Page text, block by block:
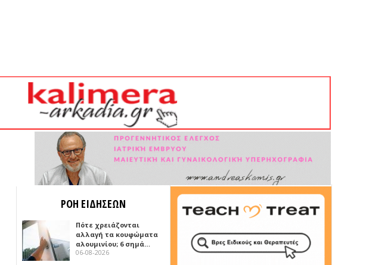
ΡΟΗ ΕΙΔΗΣΕΩΝ
Πότε χρειάζονται
αλλαγή τα κουφώματα
αλουμινίου; 6 σημά…
06-08-2026